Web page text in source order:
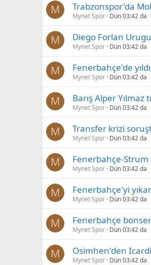
M Trabzonspor'da
Mynet Spor Dün 03:42 da
M Diego Forlan
Mynet Spor Dün 03:42 da
M Fenerbahçe'de
Mynet Spor Dün 03:42 da
M Barış Alper
Mynet Spor Dün 03:42 da
M Transfer krizi
Mynet Spor Dün 03:42 da
M Fenerbahçe-
Mynet Spor Dün 03:42 da
M Fenerbahçe'yi
Mynet Spor Dün 03:42 da
M Fenerbahçe
Mynet Spor Dün 03:42 da
M Osimhen'den
Mynet Spor Dün 03:42 da